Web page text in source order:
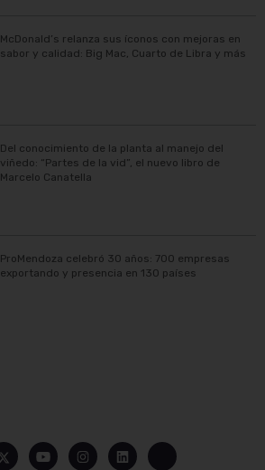
McDonald’s relanza sus íconos con mejoras en
sabor y calidad: Big Mac, Cuarto de Libra y más
Del conocimiento de la planta al manejo del
viñedo: “Partes de la vid”, el nuevo libro de
Marcelo Canatella
ProMendoza celebró 30 años: 700 empresas
exportando y presencia en 130 países